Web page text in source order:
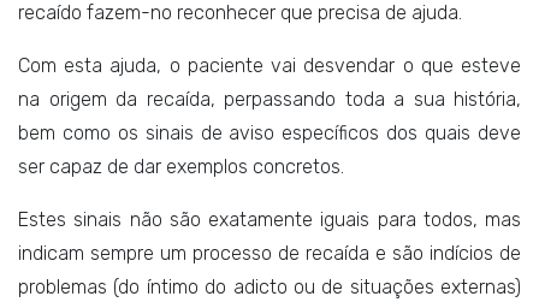
recaído fazem-no reconhecer que precisa de ajuda.
Com esta ajuda, o paciente vai desvendar o que esteve
na origem da recaída, perpassando toda a sua história,
bem como os sinais de aviso específicos dos quais deve
ser capaz de dar exemplos concretos.
Estes sinais não são exatamente iguais para todos, mas
indicam sempre um processo de recaída e são indícios de
problemas (do íntimo do adicto ou de situações externas)